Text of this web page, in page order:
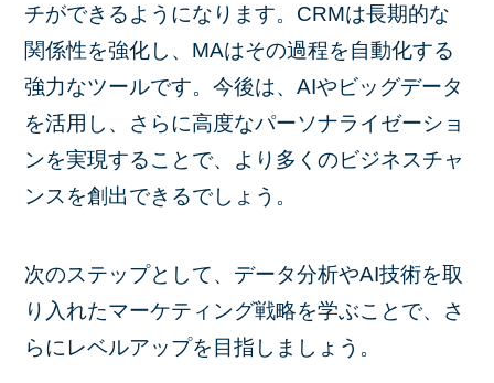
チができるようになります。CRMは長期的な
関係性を強化し、MAはその過程を自動化する
強力なツールです。今後は、AIやビッグデータ
を活用し、さらに高度なパーソナライゼーショ
ンを実現することで、より多くのビジネスチャ
ンスを創出できるでしょう。
次のステップとして、データ分析やAI技術を取
り入れたマーケティング戦略を学ぶことで、さ
らにレベルアップを目指しましょう。